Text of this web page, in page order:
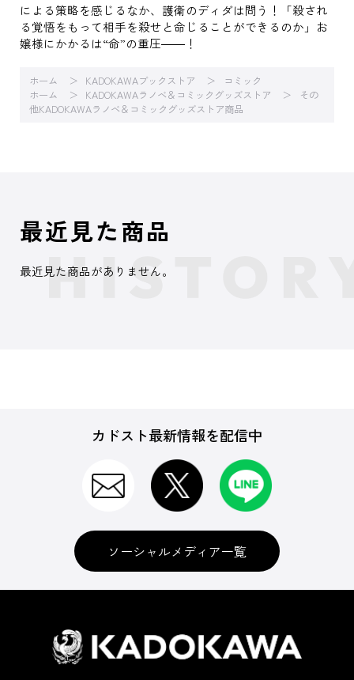
による策略を感じるなか、護衛のディダは問う！「殺され
る覚悟をもって相手を殺せと命じることができるのか」お
嬢様にかかるは“命”の重圧――！
ホーム KADOKAWAブックストア
コミック
ホーム
KADOKAWAラノベ＆コミックグッズストア
その
他KADOKAWAラノベ＆コミックグッズストア商品
最近見た商品
最近見た商品がありません。
カドスト最新情報を配信中
ソーシャルメディア一覧